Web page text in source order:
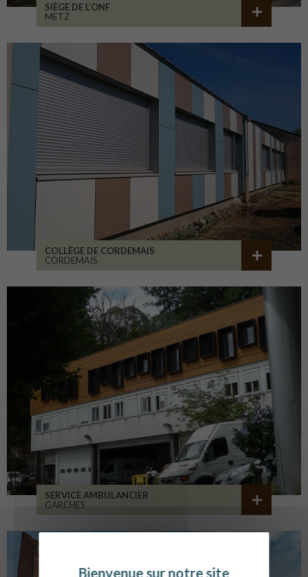
SIÈGE DE L’ONF
METZ
COLLÈGE DE CORDEMAIS
CORDEMAIS
SERVICE AMBULANCIER
GARCHES